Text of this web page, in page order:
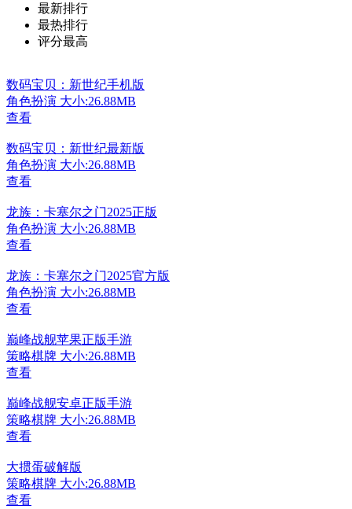
最新排行
最热排行
评分最高
数码宝贝：新世纪手机版
角色扮演 大小:26.88MB
查看
数码宝贝：新世纪最新版
角色扮演 大小:26.88MB
查看
龙族：卡塞尔之门2025正版
角色扮演 大小:26.88MB
查看
龙族：卡塞尔之门2025官方版
角色扮演 大小:26.88MB
查看
巅峰战舰苹果正版手游
策略棋牌 大小:26.88MB
查看
巅峰战舰安卓正版手游
策略棋牌 大小:26.88MB
查看
大掼蛋破解版
策略棋牌 大小:26.88MB
查看